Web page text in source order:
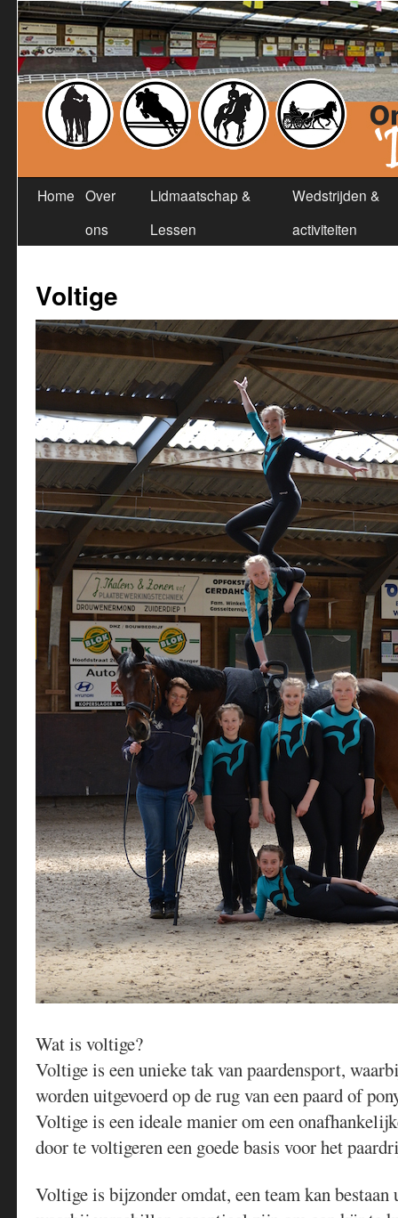
Home Over
ons
Lidmaatschap &
Lessen
Wedstrijden &
activiteiten
Voltige
Wat is voltige?
Voltige is een unieke tak van paardensport,
worden uitgevoerd op de rug van een paard of
Voltige is een ideale manier om een
door te voltigeren een goede basis voor het
Voltige is bijzonder omdat, een team kan bestaan